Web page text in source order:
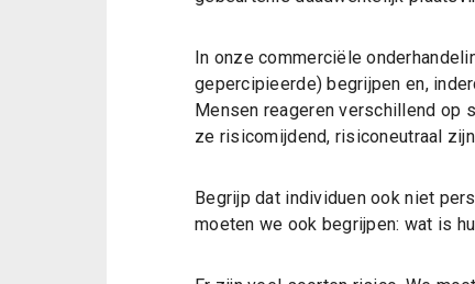
In onze commerciële
gepercipieerde) begrijpen en,
Mensen reageren verschillend op
ze risicomijdend, risiconeutraal
Begrijp dat individuen ook niet
moeten we ook begrijpen: wat is